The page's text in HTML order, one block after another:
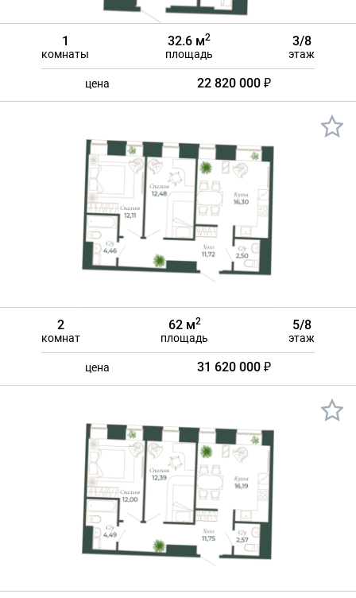
1
комнаты
32.6 м2
площадь
3/8
этаж
цена 22 820 000 ₽
2
комнат
62 м2
площадь
5/8
этаж
цена 31 620 000 ₽